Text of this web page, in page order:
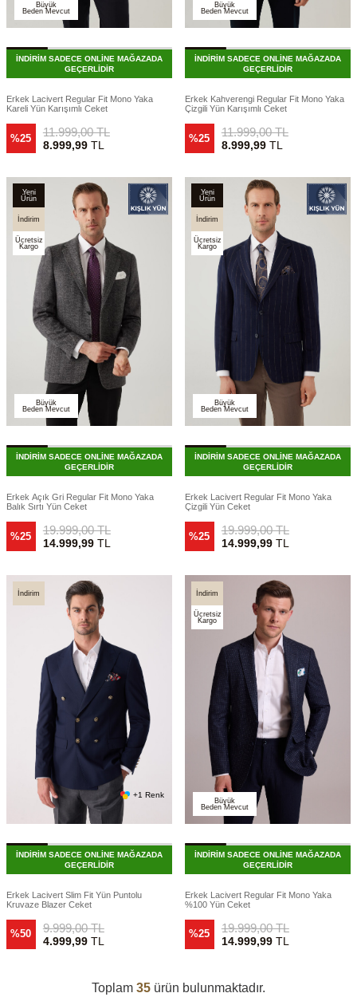
Büyük
Beden Mevcut
İNDİRİM SADECE ONLİNE MAĞAZADA
GEÇERLİDİR
Erkek Lacivert Regular Fit Mono Yaka
Kareli Yün Karışımlı Ceket
%25 11.999,00TL
8.999,99TL
Büyük
Beden Mevcut
İNDİRİM SADECE ONLİNE MAĞAZADA
GEÇERLİDİR
Erkek Kahverengi Regular Fit Mono Yaka
Çizgili Yün Karışımlı Ceket
%25 11.999,00TL
8.999,99TL
Yeni
Ürün
İndirim
Ücretsiz
Kargo
Büyük
Beden Mevcut
İNDİRİM SADECE ONLİNE MAĞAZADA
GEÇERLİDİR
Erkek Açık Gri Regular Fit Mono Yaka
Balık Sırtı Yün Ceket
%25 19.999,00TL
14.999,99TL
Yeni
Ürün
İndirim
Ücretsiz
Kargo
Büyük
Beden Mevcut
İNDİRİM SADECE ONLİNE MAĞAZADA
GEÇERLİDİR
Erkek Lacivert Regular Fit Mono Yaka
Çizgili Yün Ceket
%25 19.999,00TL
14.999,99TL
İndirim
+1 Renk
İNDİRİM SADECE ONLİNE MAĞAZADA
GEÇERLİDİR
Erkek Lacivert Slim Fit Yün Puntolu
Kruvaze Blazer Ceket
%50 9.999,00TL
4.999,99TL
İndirim
Ücretsiz
Kargo
Büyük
Beden Mevcut
İNDİRİM SADECE ONLİNE MAĞAZADA
GEÇERLİDİR
Erkek Lacivert Regular Fit Mono Yaka
%100 Yün Ceket
%25 19.999,00TL
14.999,99TL
Toplam 35 ürün bulunmaktadır.